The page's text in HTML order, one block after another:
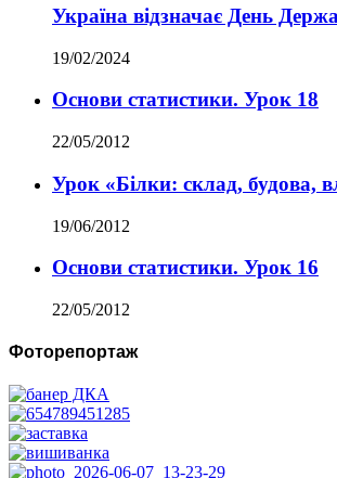
Україна відзначає День
19/02/2024
Основи статистики. Урок 18
22/05/2012
Урок «Білки: склад, будова,
19/06/2012
Основи статистики. Урок 16
22/05/2012
Фоторепортаж